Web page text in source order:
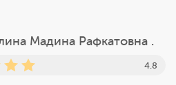
Мадина Рафкатовна .
4.8